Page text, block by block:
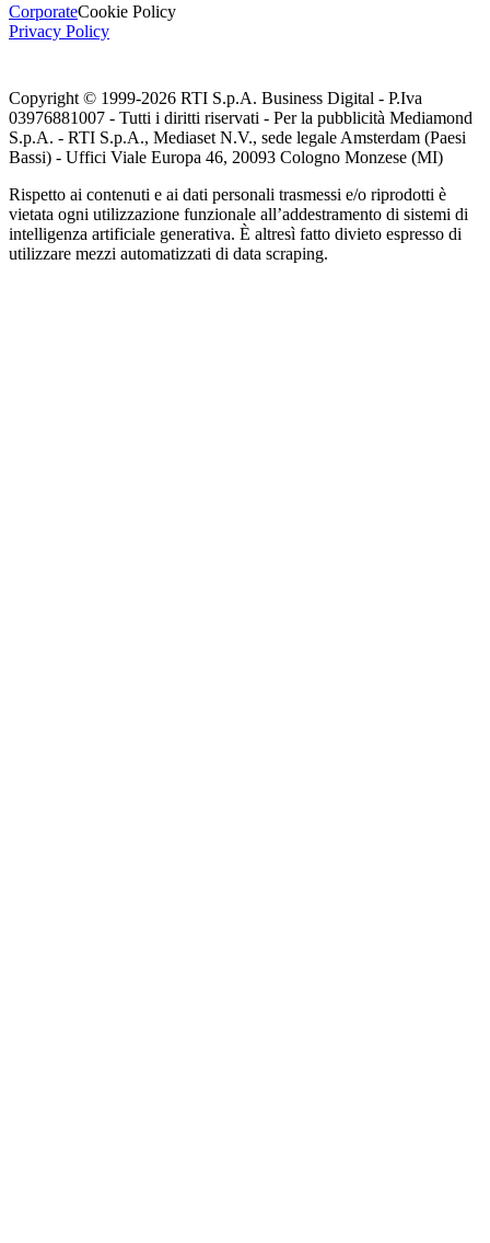
CorporateCookie Policy
Privacy Policy
Copyright © 1999-2026 RTI S.p.A. Business Digital - P.Iva
03976881007 - Tutti i diritti riservati - Per la pubblicità Mediamond
S.p.A. - RTI S.p.A., Mediaset N.V., sede legale Amsterdam (Paesi
Bassi) - Uffici Viale Europa 46, 20093 Cologno Monzese (MI)
Rispetto ai contenuti e ai dati personali trasmessi e/o riprodotti è
vietata ogni utilizzazione funzionale all’addestramento di sistemi di
intelligenza artificiale generativa. È altresì fatto divieto espresso di
utilizzare mezzi automatizzati di data scraping.